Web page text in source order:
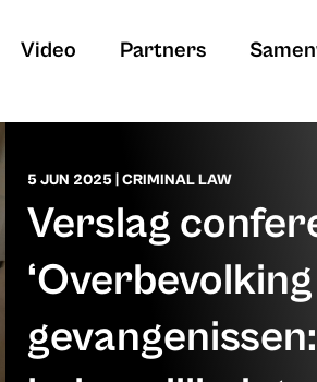
Video Partners
5 JUN 2025| CRIMINAL LAW
Verslag